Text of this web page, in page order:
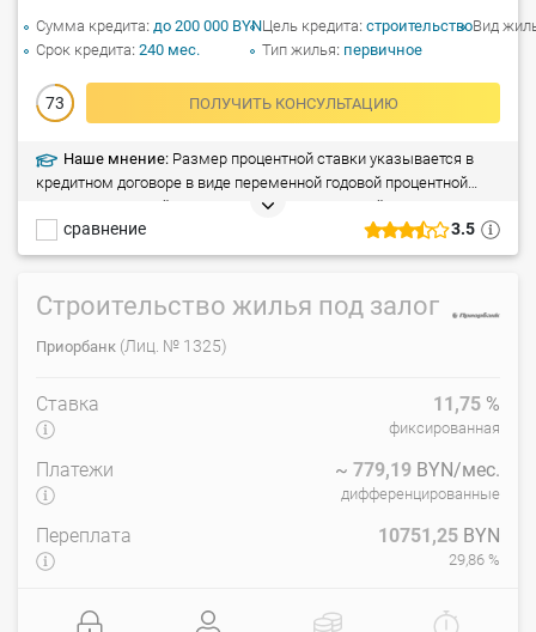
3.5
сравнение
73 ПОЛУЧИТЬ КОНСУЛЬТАЦИЮ
Сумма кредита до 200 000 BYN
Срок кредита 240 мес.
Цель кредита строительство
Тип жилья первичное
Вид
Наше мнение: Размер процентной ставки указывается в
кредитном договоре в виде переменной годовой процентной
ставки, зависящей от ставки по кредиту овернайт.
Строительство жилья под залог
Приорбанк (Лиц. № 1325)
Ставка 11,75 %
фиксированная
Платежи ~ 779,19 BYN/мес.
дифференцированные
Переплата 10751,25 BYN
29,86 %